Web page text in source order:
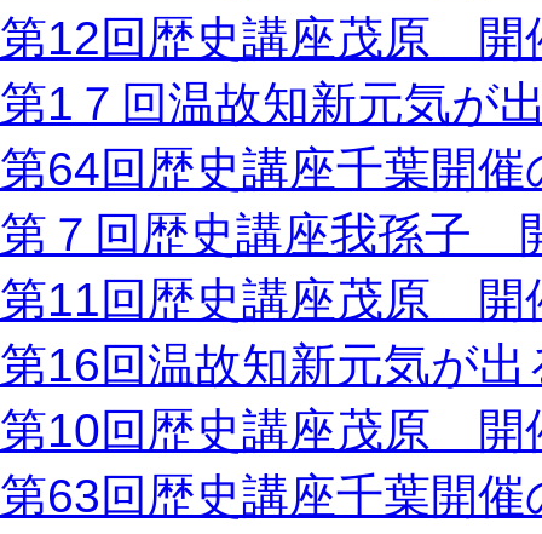
第12回歴史講座茂原 開
第1７回温故知新元気が
第64回歴史講座千葉開催
第７回歴史講座我孫子
第11回歴史講座茂原 開
第16回温故知新元気が
第10回歴史講座茂原 開
第63回歴史講座千葉開催